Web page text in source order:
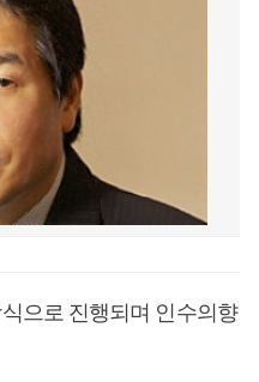
으로 진행되며 인수의향